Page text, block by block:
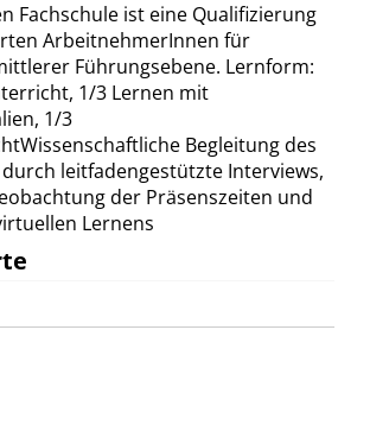
Fachschule ist eine Qualifizierung
ArbeitnehmerInnen für
Führungsebene. Lernform:
1/3 Lernen mit
1/3
Begleitung des
leitfadengestützte Interviews,
der Präsenszeiten und
Lernens